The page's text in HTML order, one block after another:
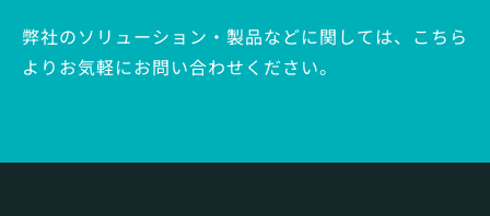
弊社のソリューション・製品などに関しては、 こちら
よりお気軽にお問い合わせください。